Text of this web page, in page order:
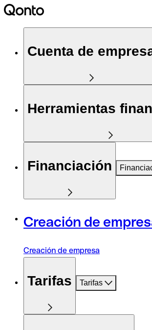
Cuenta de
Herramientas
Financiación
Creación de
Creación de empresa
Tarifas Tarifas